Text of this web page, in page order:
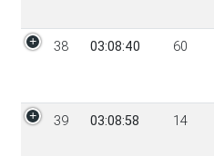
38 03:08:40 60
39 03:08:58 14